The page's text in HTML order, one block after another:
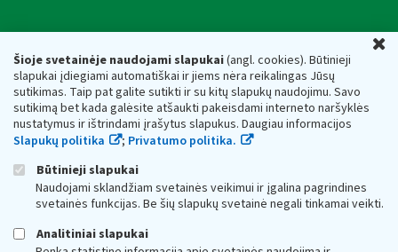
Šioje svetainėje naudojami slapukai(angl. cookies). Būtinieji
slapukai įdiegiami automatiškai ir jiems nėra reikalingas Jūsų
sutikimas. Taip pat galite sutikti ir su kitų slapukų naudojimu. Savo
sutikimą bet kada galėsite atšaukti pakeisdami interneto naršyklės
nustatymus ir ištrindami įrašytus slapukus. Daugiau informacijos
Slapukų politika
; Privatumo politika.
Būtinieji slapukai
Naudojami sklandžiam svetainės veikimui ir įgalina pagrindines
svetainės funkcijas. Be šių slapukų svetainė negali tinkamai veikti.
Analitiniai slapukai
Respublikos finansų ministerijos
Biudžetinė įstaiga. Juridinio asmens kodas — 188659752,
adresas: Vasario 16-osios g. 14, 01107 Vilnius, Lietuva, el.paštas:
vmi@vmi.lt, E. pristatymo dėžutės adresas 188659752
Duomenys apie Valstybinę mokesčių inspekciją prie Lietuvos
Respublikos finansų ministerijos kaupiami ir saugomi Juridinių